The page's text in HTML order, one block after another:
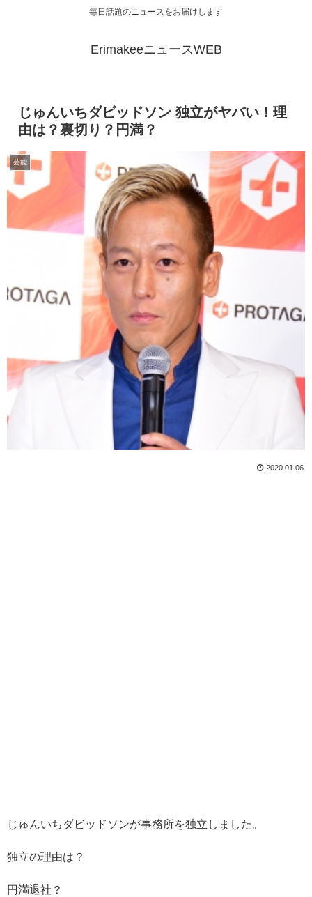
毎日話題のニュースをお届けします
ErimakeeニュースWEB
じゅんいちダビッドソン 独立がヤバい！理
由は？裏切り？円満？
芸能
2020.01.06
じゅんいちダビッドソンが事務所を独立しました。
独立の理由は？
円満退社？